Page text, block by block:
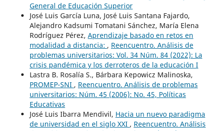
General de Educación Superior
José Luis García Luna, José Luis Santana Fajardo,
Alejandro Kadsumi Tomatani Sánchez, María Elena
Rodríguez Pérez, Aprendizaje basado en retos en
modalidad a distancia: , Reencuentro. Análisis de
problemas universitarios: Vol. 34 Núm. 84 (2022): La
crisis pandémica y los derroteros de la educación I
Lastra B. Rosalía S., Bárbara Kepowicz Malinoska,
PROMEP-SNI , Reencuentro. Análisis de problemas
universitarios: Núm. 45 (2006): No. 45, Políticas
Educativas
José Luis Ibarra Mendivil, Hacia un nuevo paradigma
de universidad en el siglo XXI , Reencuentro. Análisis